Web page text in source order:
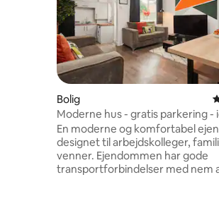
Bolig
Moderne hus - gratis parkering -
for entreprenører
En moderne og komfortabel
designet til arbejdskolleger,
venner. Ejendommen har gode
transportforbindelser med nem